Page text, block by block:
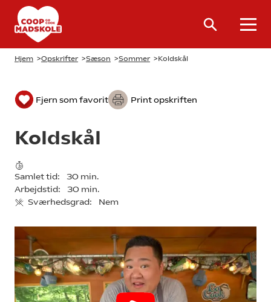
Hjem >Opskrifter >Sæson >Sommer >Koldskål
Fjern som favorit Print opskriften
Koldskål
Samlet tid:
30 min.
Arbejdstid:
30 min.
Sværhedsgrad:
Nem